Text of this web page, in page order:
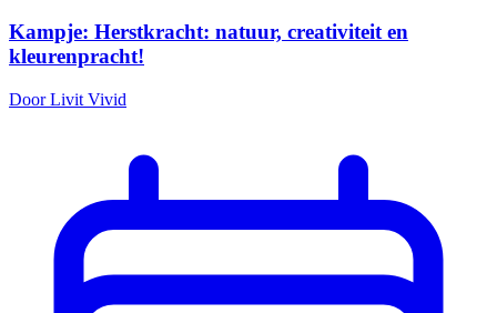
Kampje: Herstkracht: natuur, creativiteit en
kleurenpracht!
Door Livit Vivid